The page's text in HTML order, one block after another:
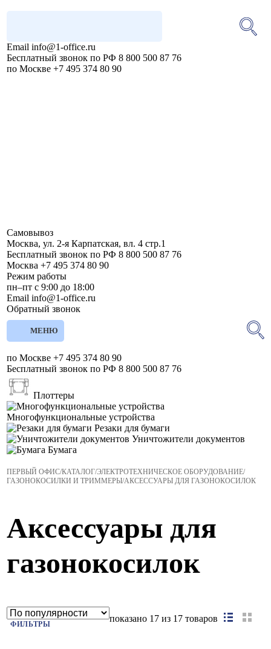
Email info@1-office.ru
Бесплатный звонок по РФ 8 800 500 87 76
по Москве +7 495 374 80 90
Самовывоз
Москва,ул. 2-я Карпатская, вл. 4 стр.1
Бесплатный звонок по РФ 8 800 500 87 76
Москва +7 495 374 80 90
Режим работы
пн–пт с 9:00 до 18:00
Email info@1-office.ru
Обратный звонок
МЕНЮ
по Москве +7 495 374 80 90
Бесплатный звонок по РФ 8 800 500 87 76
Плоттеры
Многофункциональные устройства
Резаки для бумаги
Уничтожители документов
Бумага
ПЕРВЫЙ ОФИС/КАТАЛОГ/ЭЛЕКТРОТЕХНИЧЕСКОЕ ОБОРУДОВАНИЕ/
ГАЗОНОКОСИЛКИ И ТРИММЕРЫ/АКСЕССУАРЫ ДЛЯ ГАЗОНОКОСИЛОК
Аксессуары для
газонокосилок
ФИЛЬТРЫ
показано 17 из 17 товаров